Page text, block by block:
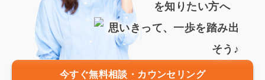
を知りたい方へ
今すぐ無料相談・カウンセリング